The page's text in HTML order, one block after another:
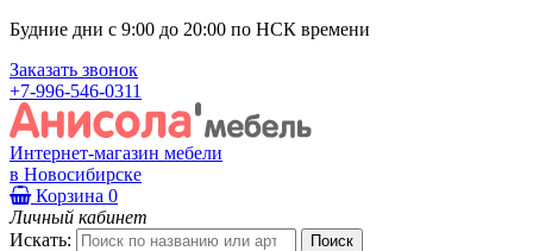
Будние дни с 9:00 до 20:00 по НСК времени
Заказать звонок
+7-996-546-0311
Интернет-магазин мебели
в Новосибирске
Корзина 0
Личный кабинет
Искать: